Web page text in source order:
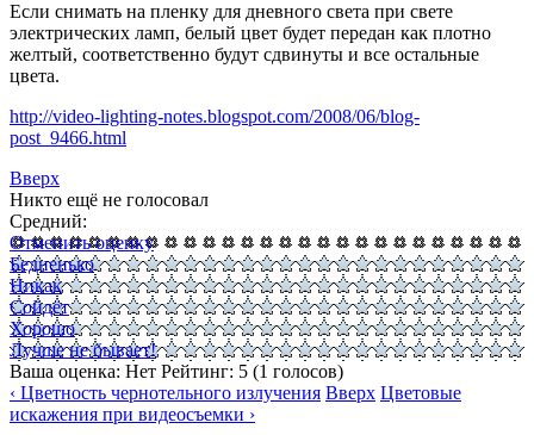
Если снимать на пленку для дневного света при свете
электрических ламп, белый цвет будет передан как плотно
желтый, соответственно будут сдвинуты и все остальные
цвета.
http://video-lighting-notes.blogspot.com/2008/06/blog-
post_9466.html
Вверх
Никто ещё не голосовал
Средний:
Отменить оценку
Бедненько
Никак
Сойдёт
Хорошо
Лучше не бывает!
Ваша оценка: Нет Рейтинг: 5 (1 голосов)
‹ Цветность чернотельного излучения Вверх Цветовые
искажения при видеосъемки ›